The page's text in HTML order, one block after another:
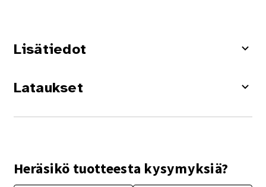
Lisätiedot
Lataukset
Heräsikö tuotteesta kysymyksiä?